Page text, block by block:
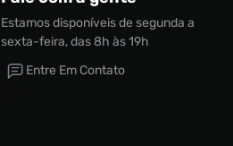
Estamos disponíveis de segunda a
sexta-feira, das 8h às 19h
Entre Em Contato